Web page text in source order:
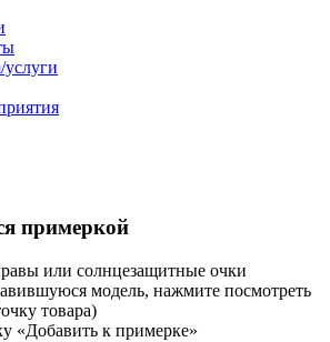
услуги
примеркой
или солнцезащитные очки
модель, нажмите посмотреть
товара)
«Добавить к примерке»